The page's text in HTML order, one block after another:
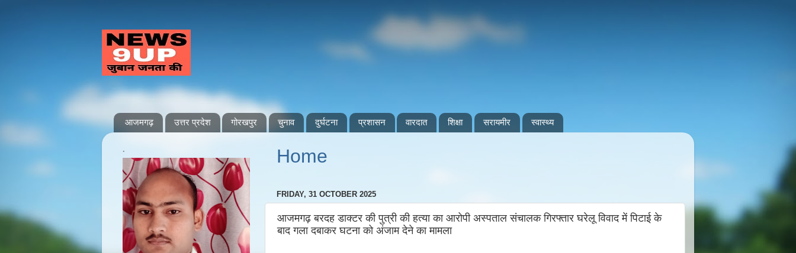
आजमगढ़ उत्तर प्रदेश गोरखपुर चुनाव दुर्घटना प्रशासन वारदात शिक्षा सरायमीर स्वास्थ्य
Home
FRIDAY, 31 OCTOBER 2025
आजमगढ़ बरदह डाक्टर की पुत्री की हत्या का आरोपी अस्पताल संचालक गिरफ्तार घरेलू विवाद में पिटाई के
बाद गला दबाकर घटना को अंजाम देने का मामला
.